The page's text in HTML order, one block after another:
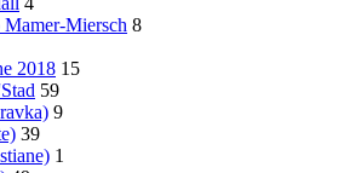
Miersch 8
2018 15
59
9
39
1